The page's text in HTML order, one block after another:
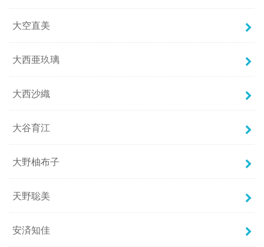
大空直美
大西亜玖璃
大西沙織
大谷育江
大野柚布子
天野聡美
安済知佳